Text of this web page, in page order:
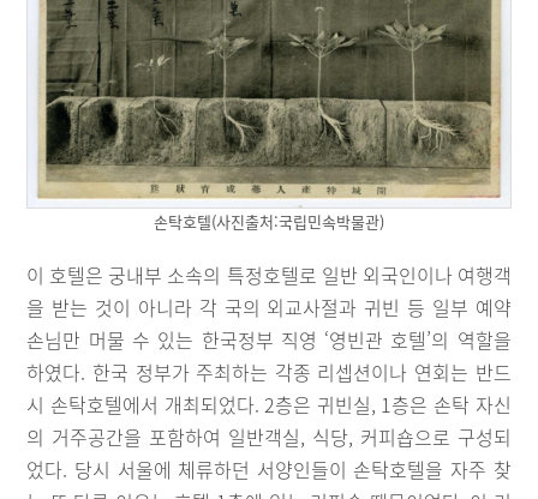
손탁호텔(사진출처:국립민속박물관)
이 호텔은 궁내부 소속의 특정호텔로 일반 외국인이나 여행객
을 받는 것이 아니라 각 국의 외교사절과 귀빈 등 일부 예약
손님만 머물 수 있는 한국정부 직영 ‘영빈관 호텔’의 역할을
하였다. 한국 정부가 주최하는 각종 리셉션이나 연회는 반드
시 손탁호텔에서 개최되었다. 2층은 귀빈실, 1층은 손탁 자신
의 거주공간을 포함하여 일반객실, 식당, 커피숍으로 구성되
었다. 당시 서울에 체류하던 서양인들이 손탁호텔을 자주 찾